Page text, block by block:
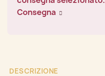
Consegna
DESCRIZIONE